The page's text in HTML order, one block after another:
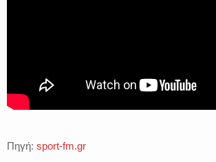
Πηγή: sport-fm.gr